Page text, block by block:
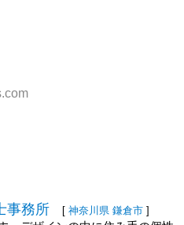
事務所 [ 神奈川県 鎌倉市 ]